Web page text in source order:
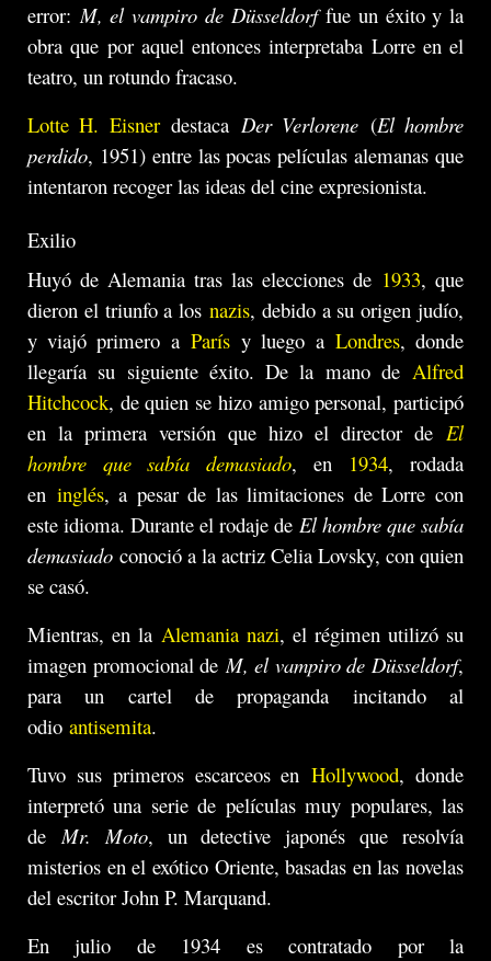
error:M, el vampiro de Düsseldorffue un éxito y la
obra que por aquel entonces interpretaba Lorre en el
teatro, un rotundo fracaso.
Lotte H. Eisnerdestaca Der Verlorene (El hombre
perdido, 1951) entre las pocas películas alemanas que
intentaron recoger las ideas del cine expresionista.
Exilio
Huyó de Alemania tras las elecciones de 1933, que
dieron el triunfo a los nazis, debido a su origen judío,
y viajó primero a Parísy luego a Londres, donde
llegaría su siguiente éxito. De la mano de Alfred
Hitchcock, de quien se hizo amigo personal, participó
en la primera versión que hizo el director de El
hombre que sabía demasiado, en 1934, rodada
en inglés, a pesar de las limitaciones de Lorre con
este idioma. Durante el rodaje de El hombre que sabía
demasiado conoció a la actriz Celia Lovsky, con quien
se casó.
Mientras, en la Alemania nazi, el régimen utilizó su
imagen promocional deM, el vampiro de Düsseldorf,
para un cartel de propaganda incitando al
odio antisemita.
Tuvo sus primeros escarceos enHollywood, donde
interpretó una serie de películas muy populares, las
deMr. Moto, un detective japonés que resolvía
misterios en el exótico Oriente, basadas en las novelas
del escritor John P. Marquand.
En julio de 1934 es contratado por la